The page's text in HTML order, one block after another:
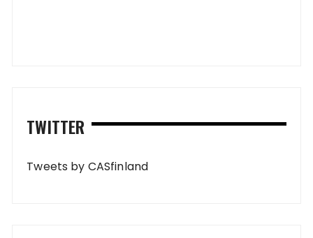
TWITTER
Tweets by CASfinland